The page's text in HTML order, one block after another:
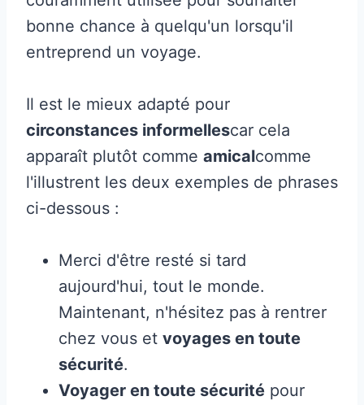
bonne chance à quelqu'un lorsqu'il
entreprend un voyage.
Il est le mieux adapté pour
circonstances informellescar cela
apparaît plutôt comme amicalcomme
l'illustrent les deux exemples de phrases
ci-dessous :
Merci d'être resté si tard
aujourd'hui, tout le monde.
Maintenant, n'hésitez pas à rentrer
chez vous et voyages en toute
sécurité.
Voyager en toute sécurité pour